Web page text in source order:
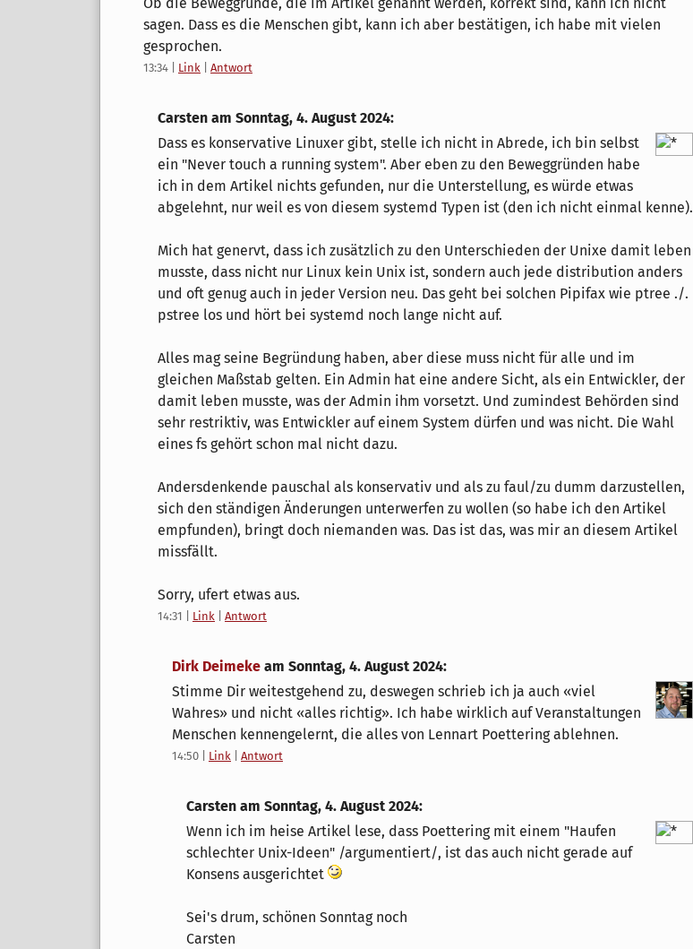
Ob die Beweggründe, die im Artikel genannt werden, korrekt sind, kann ich nicht
sagen. Dass es die Menschen gibt, kann ich aber bestätigen, ich habe mit vielen
gesprochen.
13:34 Link Antwort
Carsten am Sonntag, 4. August 2024:
Dass es konservative Linuxer gibt, stelle ich nicht in Abrede, ich bin selbst
ein "Never touch a running system". Aber eben zu den Beweggründen habe
ich in dem Artikel nichts gefunden, nur die Unterstellung, es würde etwas
abgelehnt, nur weil es von diesem systemd Typen ist (den ich nicht einmal kenne).
Mich hat genervt, dass ich zusätzlich zu den Unterschieden der Unixe damit leben
musste, dass nicht nur Linux kein Unix ist, sondern auch jede distribution anders
und oft genug auch in jeder Version neu. Das geht bei solchen Pipifax wie ptree ./.
pstree los und hört bei systemd noch lange nicht auf.
Alles mag seine Begründung haben, aber diese muss nicht für alle und im
gleichen Maßstab gelten. Ein Admin hat eine andere Sicht, als ein Entwickler, der
damit leben musste, was der Admin ihm vorsetzt. Und zumindest Behörden sind
sehr restriktiv, was Entwickler auf einem System dürfen und was nicht. Die Wahl
eines fs gehört schon mal nicht dazu.
Andersdenkende pauschal als konservativ und als zu faul/zu dumm darzustellen,
sich den ständigen Änderungen unterwerfen zu wollen (so habe ich den Artikel
empfunden), bringt doch niemanden was. Das ist das, was mir an diesem Artikel
missfällt.
Sorry, ufert etwas aus.
14:31 Link Antwort
Dirk Deimeke am Sonntag, 4. August 2024:
Stimme Dir weitestgehend zu, deswegen schrieb ich ja auch «viel
Wahres» und nicht «alles richtig». Ich habe wirklich auf Veranstaltungen
Menschen kennengelernt, die alles von Lennart Poettering ablehnen.
14:50 Link Antwort
Carsten am Sonntag, 4. August 2024:
Wenn ich im heise Artikel lese, dass Poettering mit einem "Haufen
schlechter Unix-Ideen" /argumentiert/, ist das auch nicht gerade auf
Konsens ausgerichtet
Sei's drum, schönen Sonntag noch
Carsten